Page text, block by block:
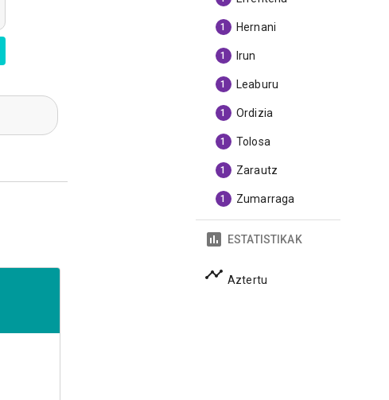
1 Hernani
1 Irun
1 Leaburu
1 Ordizia
1 Tolosa
1 Zarautz
1 Zumarraga
ESTATISTIKAK
Aztertu